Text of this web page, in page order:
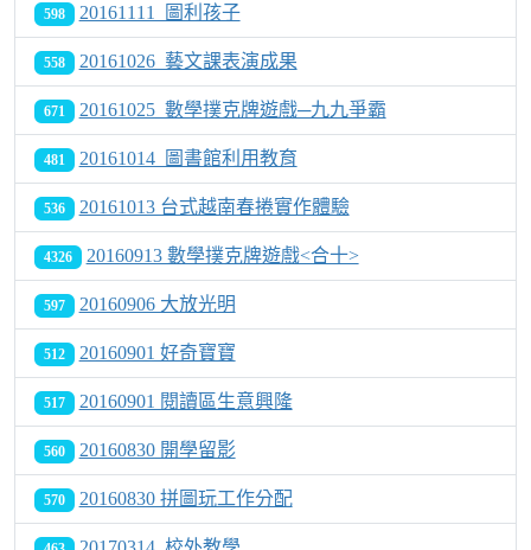
598 20161111_圖利孩子
558 20161026_藝文課表演成果
671 20161025_數學撲克牌遊戲─九九爭霸
481 20161014_圖書館利用教育
536 20161013 台式越南春捲實作體驗
4326 20160913 數學撲克牌遊戲<合十>
597 20160906 大放光明
512 20160901 好奇寶寶
517 20160901 閱讀區生意興隆
560 20160830 開學留影
570 20160830 拼圖玩工作分配